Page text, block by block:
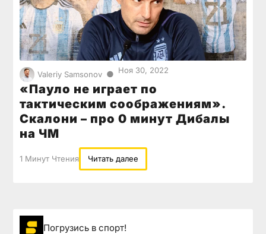
Valeriy Samsonov ● Ноя 30, 2022
«Пауло не играет по
тактическим соображениям».
Скалони – про 0 минут Дибалы
на ЧМ
1 Минут Чтения Читать далее
Погрузиcь в спорт!